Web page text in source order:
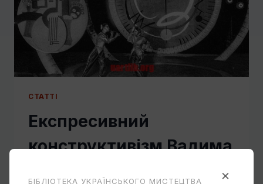
СТАТТI
Експресивний
конструктивізм Вадима
×
БІБЛІОТЕКА УКРАЇНСЬКОГО МИСТЕЦТВА